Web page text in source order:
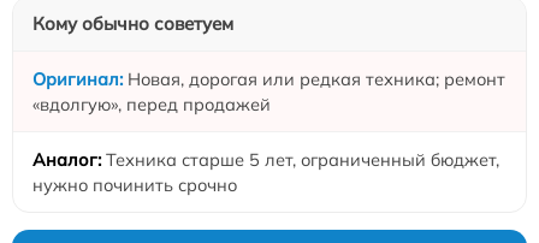
Кому обычно советуем
Новая, дорогая или редкая техника; ремонт
«вдолгую», перед продажей
Техника старше 5 лет, ограниченный бюджет,
нужно починить срочно